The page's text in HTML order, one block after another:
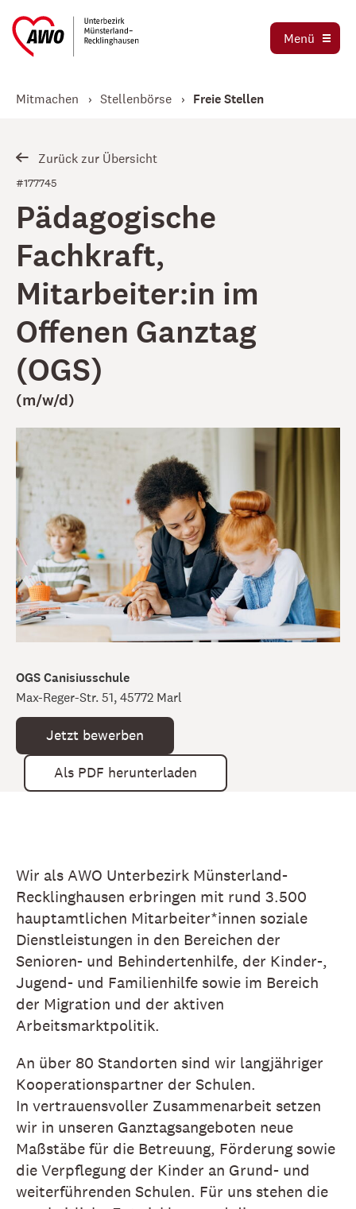
Menü
Organigramm
Betriebsrat
Kooperationen und Kooperationspartner
Ausbildung und Praktika
Jetzt spenden
Mitmachen Stellenbörse Freie Stellen
Zurück zur Übersicht
#177745
Pädagogische
Fachkraft,
Mitarbeiter:in im
Offenen Ganztag
(OGS)
(m/w/d)
OGS Canisiusschule
Max-Reger-Str. 51, 45772 Marl
Jetzt bewerben
Als PDF herunterladen
Wir als AWO Unterbezirk Münsterland-
Recklinghausen erbringen mit rund 3.500
hauptamtlichen Mitarbeiter*innen soziale
Dienstleistungen in den Bereichen der
Senioren- und Behindertenhilfe, der Kinder-,
Jugend- und Familienhilfe sowie im Bereich
der Migration und der aktiven
Arbeitsmarktpolitik.
An über 80 Standorten sind wir langjähriger
Kooperationspartner der Schulen.
In vertrauensvoller Zusammenarbeit setzen
wir in unseren Ganztagsangeboten neue
Maßstäbe für die Betreuung, Förderung sowie
die Verpflegung der Kinder an Grund- und
weiterführenden Schulen. Für uns stehen die